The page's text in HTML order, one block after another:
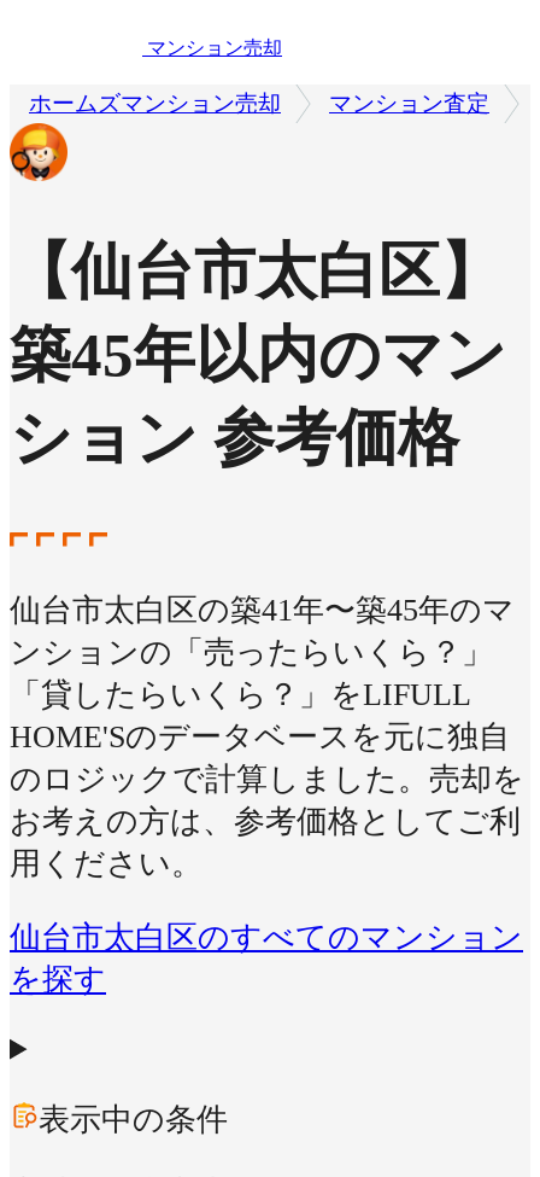
マンション売却
ホームズマンション売却 マンション査定
【仙台市太白区】
築45年以内のマン
ション 参考価格
仙台市太白区の築41年〜築45年のマ
ンションの「売ったらいくら？」
「貸したらいくら？」をLIFULL
HOME'Sのデータベースを元に独自
のロジックで計算しました。売却を
お考えの方は、参考価格としてご利
用ください。
仙台市太白区のすべてのマンション
を探す
表示中の条件